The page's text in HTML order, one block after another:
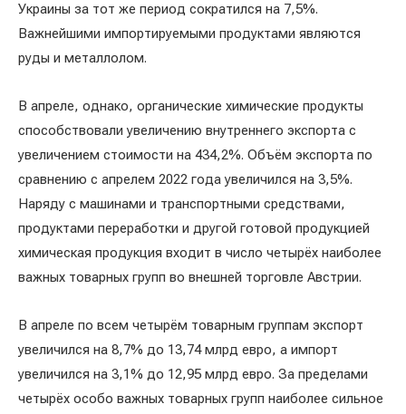
Украины за тот же период сократился на 7,5%.
Важнейшими импортируемыми продуктами являются
руды и металлолом.
В апреле, однако, органические химические продукты
способствовали увеличению внутреннего экспорта с
увеличением стоимости на 434,2%. Объём экспорта по
сравнению с апрелем 2022 года увеличился на 3,5%.
Наряду с машинами и транспортными средствами,
продуктами переработки и другой готовой продукцией
химическая продукция входит в число четырёх наиболее
важных товарных групп во внешней торговле Австрии.
В апреле по всем четырём товарным группам экспорт
увеличился на 8,7% до 13,74 млрд евро, а импорт
увеличился на 3,1% до 12,95 млрд евро. За пределами
четырёх особо важных товарных групп наиболее сильное